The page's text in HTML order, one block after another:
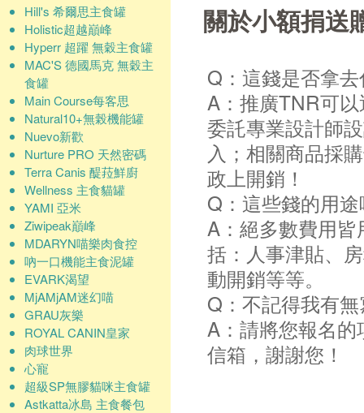
Hill's 希爾思主食罐
Holistic超越巔峰
Hyperr 超躍 無穀主食罐
MAC'S 德國馬克 無穀主
食罐
Main Course每客思
Natural10+無榖機能罐
Nuevo新歡
Nurture PRO 天然密碼
Terra Canis 醍菈鮮廚
Wellness 主食貓罐
YAMI 亞米
Ziwipeak巔峰
MDARYN喵樂肉食控
吶一口機能主食泥罐
EVARK渴望
MjAMjAM迷幻喵
GRAU灰樂
ROYAL CANIN皇家
肉球世界
心寵
超級SP無膠貓咪主食罐
Astkatta冰島 主食餐包
關於小額捐送
Q：這錢是否拿
A：推廣TNR可
委託專業設計師
入；相關商品採
政上開銷！
Q：這些錢的用
A：絕多數費用
括：人事津貼、
動開銷等等。
Q：不記得我有
A：請將您報名
信箱，謝謝您！